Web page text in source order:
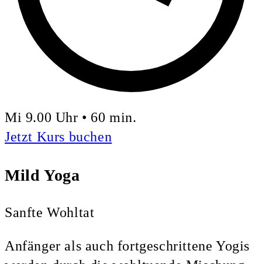
Mi 9.00 Uhr • 60 min.
Jetzt Kurs buchen
Mild Yoga
Sanfte Wohltat
Anfänger als auch fortgeschrittene Yogis